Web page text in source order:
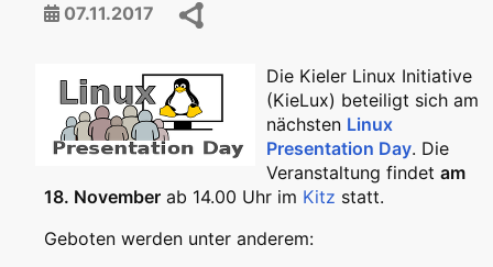
07.11.2017
Die Kieler Linux Initiative
(KieLux) beteiligt sich am
nächsten Linux
Presentation Day. Die
Veranstaltung findet am
18. November ab 14.00 Uhr im Kitz statt.
Geboten werden unter anderem: